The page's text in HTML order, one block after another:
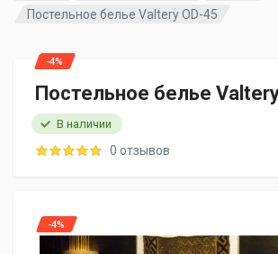
Постельное белье Valtery OD-45
-4%
Постельное белье
0 отзывов
В наличии
-4%